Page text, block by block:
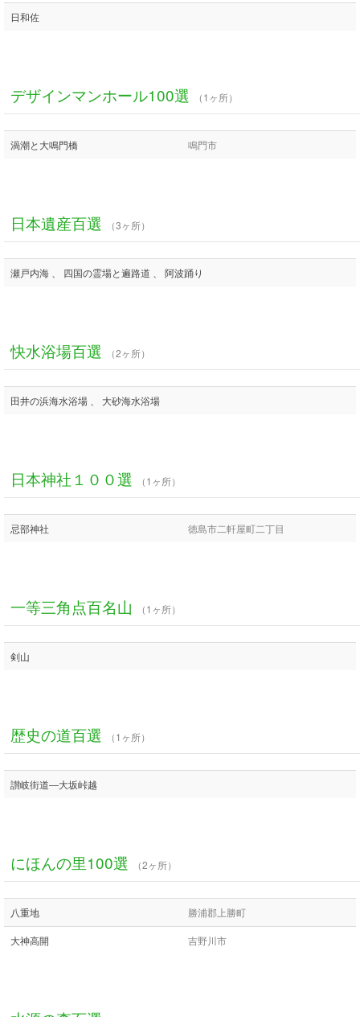
日和佐
デザインマンホール100選 （1ヶ所）
渦潮と大鳴門橋 鳴門市
日本遺産百選 （3ヶ所）
瀬戸内海 、 四国の霊場と遍路道 、 阿波踊り
快水浴場百選 （2ヶ所）
田井の浜海水浴場 、 大砂海水浴場
日本神社１００選 （1ヶ所）
忌部神社 徳島市二軒屋町二丁目
一等三角点百名山 （1ヶ所）
剣山
歴史の道百選 （1ヶ所）
讃岐街道―大坂峠越
にほんの里100選 （2ヶ所）
八重地 勝浦郡上勝町
大神高開 吉野川市